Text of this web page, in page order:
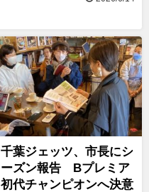
千葉ジェッツ、市長にシ
ーズン報告 Bプレミア
初代チャンピオンへ決意